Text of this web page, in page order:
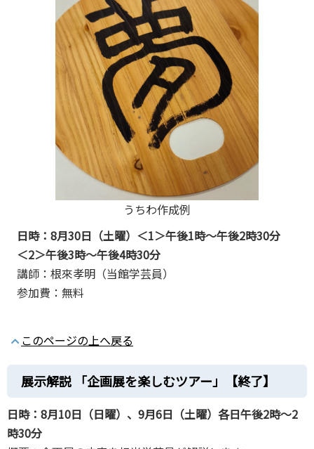
うちわ作成例
日時：8月30日（土曜）＜1＞午後1時～午後2時30分
＜2＞午後3時～午後4時30分
講師：根來孝明（当館学芸員）
参加費：無料
このページの上へ戻る
展示解説 「企画展を楽しむツアー」 【終了】
日時：8月10日（日曜）、9月6日（土曜）各日午後2時～2
時30分